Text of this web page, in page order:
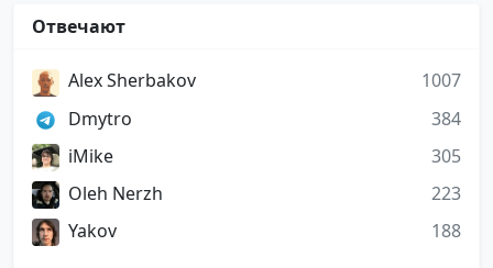
Отвечают
Alex Sherbakov
1007
Dmytro
384
iMike
305
Oleh Nerzh
223
Yakov
188